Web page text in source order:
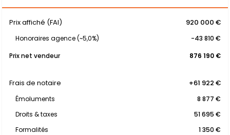
Prix affiché (FAI) 920 000 €
Honoraires agence (~5,0%)
-43 810 €
Prix net vendeur
876 190 €
Frais de notaire +61 922 €
Émoluments
8 877 €
Droits & taxes
51 695 €
Formalités
1 350 €